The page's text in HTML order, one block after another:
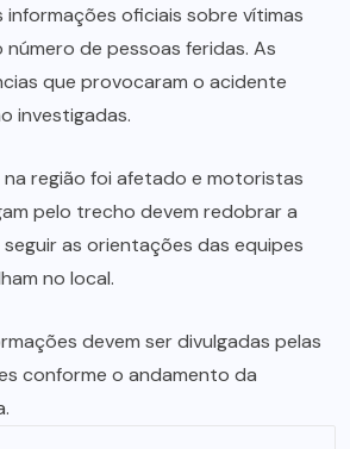
informações oficiais sobre vítimas
de pessoas feridas. As
que provocaram o acidente
investigadas.
região foi afetado e motoristas
pelo trecho devem redobrar a
as orientações das equipes
no local.
devem ser divulgadas pelas
conforme o andamento da